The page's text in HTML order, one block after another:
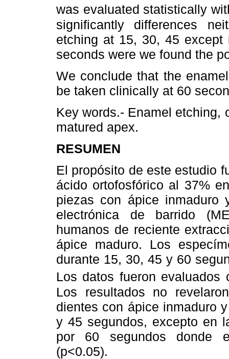
was evaluated statistically
significantly differences
etching at 15, 30, 45
seconds were we found the
We conclude that the
be taken clinically at 60
Key words.- Enamel etching,
matured apex.
RESUMEN
El propósito de este estudio
ácido ortofosfórico al 37%
piezas con ápice inmaduro
electrónica de barrido
humanos de reciente
ápice maduro. Los
durante 15, 30, 45 y 60
Los datos fueron
Los resultados no
dientes con ápice inmaduro
y 45 segundos, excepto en
por 60 segundos donde
(p<0.05).